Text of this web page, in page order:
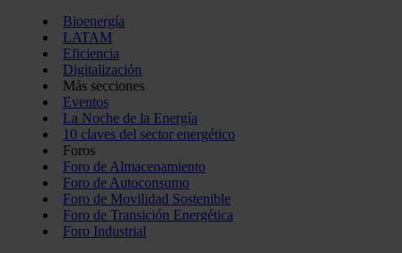
Bioenergía
LATAM
Eficiencia
Digitalización
Más secciones
Eventos
La Noche de la Energía
10 claves del sector energético
Foros
Foro de Almacenamiento
Foro de Autoconsumo
Foro de Movilidad Sostenible
Foro de Transición Energética
Foro Industrial